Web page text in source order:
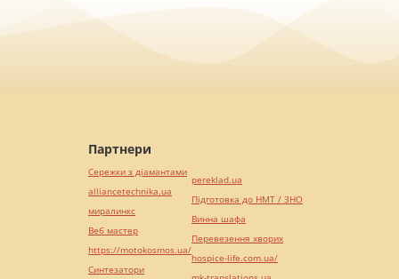
Партнери
Сережки з діамантами
alliancetechnika.ua
миралинкс
Веб мастер
https://motokosmos.ua/
Синтезатори
pereklad.ua
Підготовка до НМТ / ЗНО
Винна шафа
Перевезення хворих
hospice-life.com.ua/